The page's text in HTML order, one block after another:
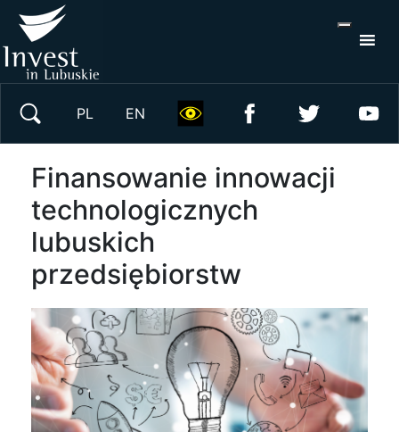
PL EN
Finansowanie innowacji
technologicznych
lubuskich
przedsiębiorstw
Wyszukaj w serwisie